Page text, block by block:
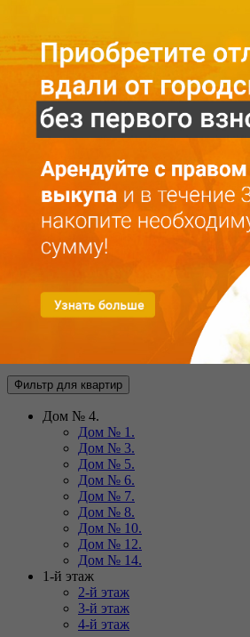
Главная
O проекте
О проекте
Mесто
Галерея
Конфиденциальность
Kвартиры
Аренда с правом выкупа
Аренда
Покупка
Kонтакты
+371 25 743 115
Выбрать квартиру
Фильтр для квартир
Дом № 4.
Дом № 1.
Дом № 3.
Дом № 5.
Дом № 6.
Дом № 7.
Дом № 8.
Дом № 10.
Дом № 12.
Дом № 14.
1-й этаж
2-й этаж
3-й этаж
4-й этаж